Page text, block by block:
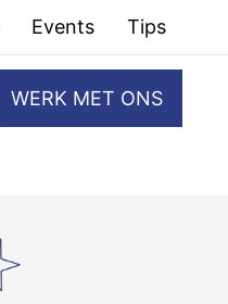
Events Tips
WERK MET ONS